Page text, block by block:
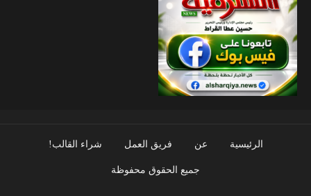
الرئيسية عن فريق العمل شراء القالب!
جميع الحقوق محفوظة